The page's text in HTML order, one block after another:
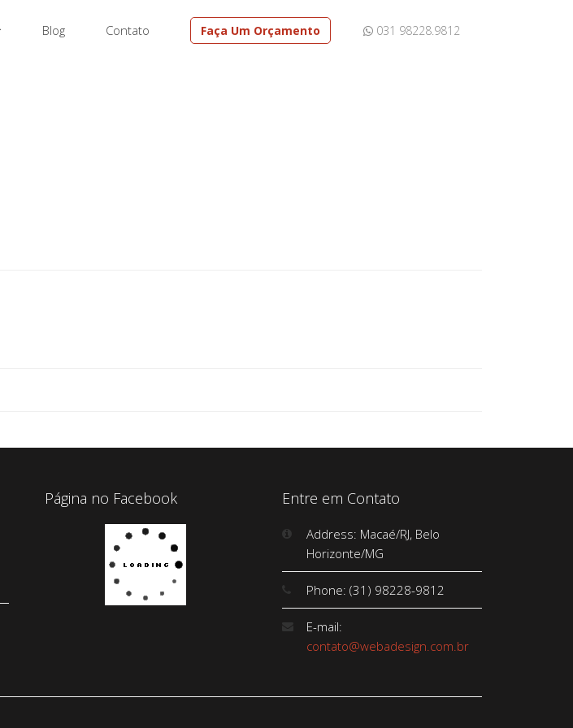
031 98228.9812
Blog Contato Faça Um Orçamento
Página no Facebook Entre em Contato
Address: Macaé/RJ, Belo
Horizonte/MG
Phone: (31) 98228-9812
E-mail:
contato@webadesign.com.br